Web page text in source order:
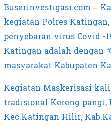
Buserinvestigasi.com –
kegiatan Polres
penyebaran virus Covid
Katingan adalah dengan
masyarakat Kabupaten
Kegiatan Maskerisasi
tradisional Kereng pangi,
Kec.Katingan Hilir,